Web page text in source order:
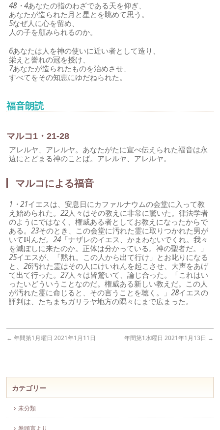
48・4あなたの指のわざである天を仰ぎ、
あなたが造られた月と星とを眺めて思う。
5なぜ人に心を留め、
人の子を顧みられるのか。
6あなたは人を神の使いに近い者として造り、
栄えと誉れの冠を授け、
7あなたが造られたものを治めさせ、
すべてをその知恵にゆだねられた。
福音朗読
マルコ1・21-28
アレルヤ、アレルヤ。あなたがたに宣べ伝えられた福音は永
遠にとどまる神のことば。アレルヤ、アレルヤ。
マルコによる福音
1・21イエスは、安息日にカファルナウムの会堂に入って教
え始められた。22人々はその教えに非常に驚いた。律法学者
のようにではなく、権威ある者としてお教えになったからで
ある。23そのとき、この会堂に汚れた霊に取りつかれた男が
いて叫んだ。24 「ナザレのイエス、かまわないでくれ。我々
を滅ぼしに来たのか。正体は分かっている。神の聖者だ。」
25イエスが、「黙れ。この人から出て行け」とお叱りになる
と、26汚れた霊はその人にけいれんを起こさせ、大声をあげ
て出て行った。27人々は皆驚いて、論じ合った。「これはい
ったいどういうことなのだ。権威ある新しい教えだ。この人
が汚れた霊に命じると、その言うことを聴く。」28イエスの
評判は、たちまちガリラヤ地方の隅々にまで広まった。
← 年間第1月曜日 2021年1月11日 年間第1水曜日 2021年1月13日 →
カテゴリー
未分類
巻頭言より